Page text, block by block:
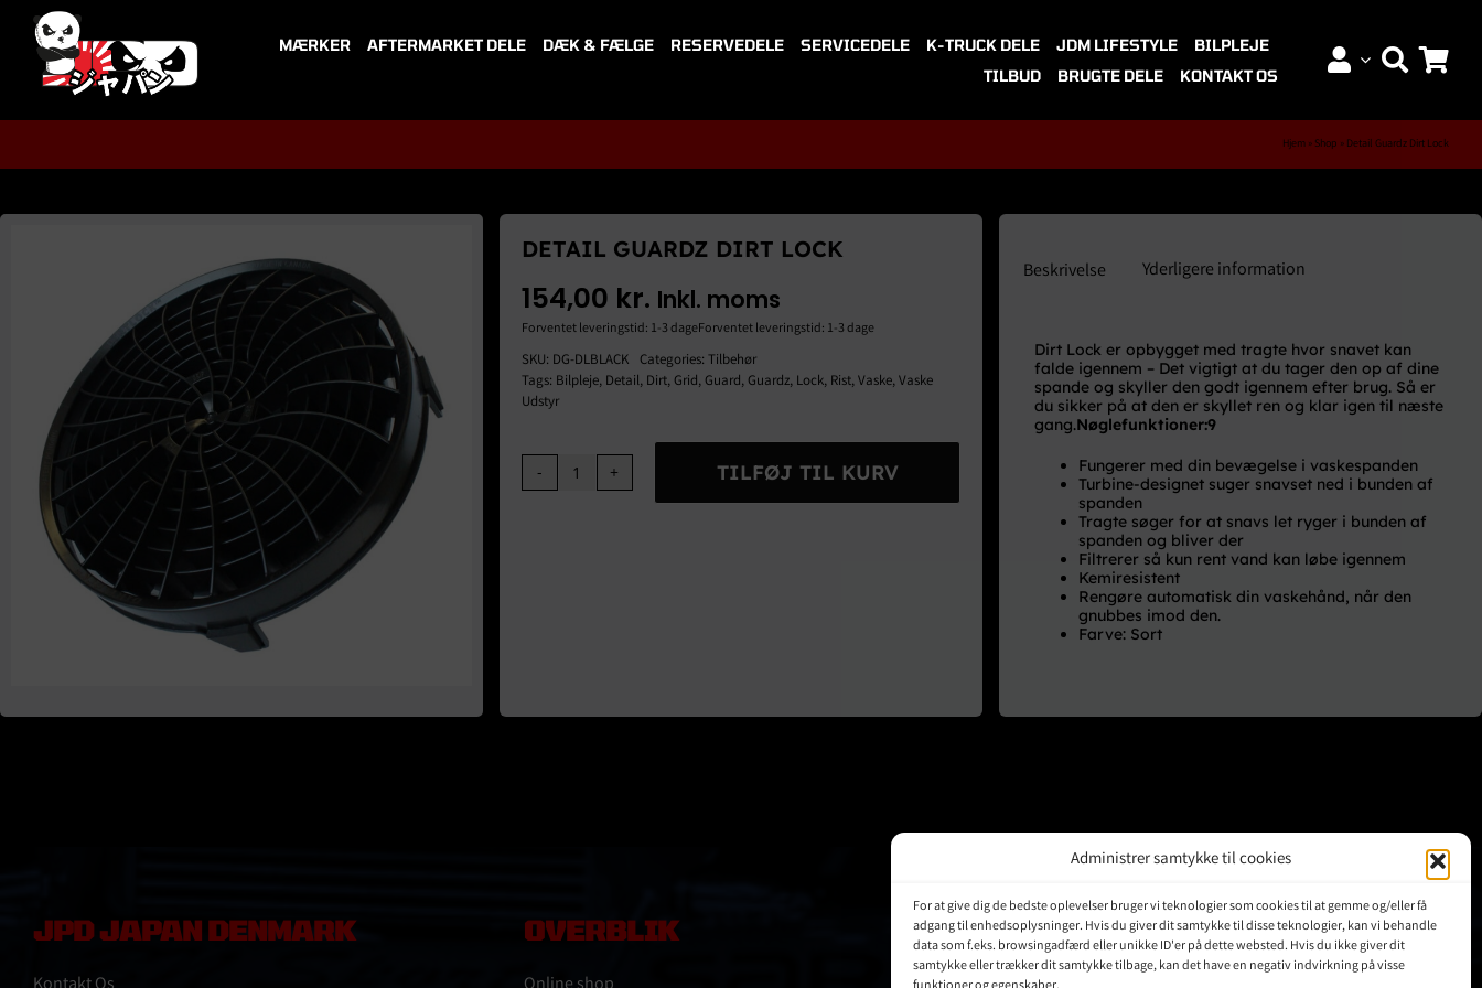
Administrer samtykke til cookies
For at give dig de bedste oplevelser bruger vi teknologier som cookies til at gemme og/eller få
adgang til enhedsoplysninger. Hvis du giver dit samtykke til disse teknologier, kan vi behandle
data som f.eks. browsingadfærd eller unikke ID'er på dette websted. Hvis du ikke giver dit
samtykke eller trækker dit samtykke tilbage, kan det have en negativ indvirkning på visse
content
MÆRKER AFTERMARKET DELE DÆK & FÆLGE RESERVEDELE SERVICEDELE K-TRUCK DELE JDM LIFESTYLE
BILPLEJE
TILBUD
BRUGTE DELE KONTAKT OS
Hjem » Shop » Detail Guardz Dirt Lock
DETAIL GUARDZ DIRT LOCK
154,00 kr. Inkl. moms
Forventet leveringstid: 1-3 dageForventet leveringstid: 1-3 dage
SKU: DG-DLBLACK Categories: Tilbehør
Tags: Bilpleje, Detail, Dirt,Grid,Guard,Guardz, Lock, Rist,Vaske,Vaske
Udstyr
Detail
TILFØJ TIL KURV
Beskrivelse Yderligere information
Dirt Lock er opbygget med tragte hvor snavet kan
falde igennem – Det vigtigt at du tager den op af dine
spande og skyller den godt igennem efter brug. Så er
du sikker på at den er skyllet ren og klar igen til næste
gang.Nøglefunktioner:9
Fungerer med din bevægelse i vaskespanden
Turbine-designet suger snavset ned i bunden af
spanden
Tragte søger for at snavs let ryger i bunden af
spanden og bliver der
Filtrerer så kun rent vand kan løbe igennem
Kemiresistent
Rengøre automatisk din vaskehånd, når den
gnubbes imod den.
Farve: Sort
JPD JAPAN DENMARK OVERBLIK KUNDER